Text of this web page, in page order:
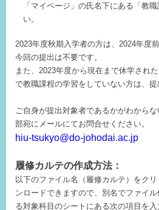
「マイページ」の氏名下にある「教
い。
2023年度秋期入学者の方は、2024年度
今回の提出は不要です。
また、2023年度から現在まで休学され
で教職課程の学習をしていない方は、提
ご自身が提出対象者であるかがわから
部宛にメールにてお問合せください。
hiu-tsukyo@do-johodai.ac.jp
履修カルテの作成方法：
以下のファイル名（履修カルテ）をク
ンロードできますので、別名でファイ
る対象科目のシートにある次の項目を入